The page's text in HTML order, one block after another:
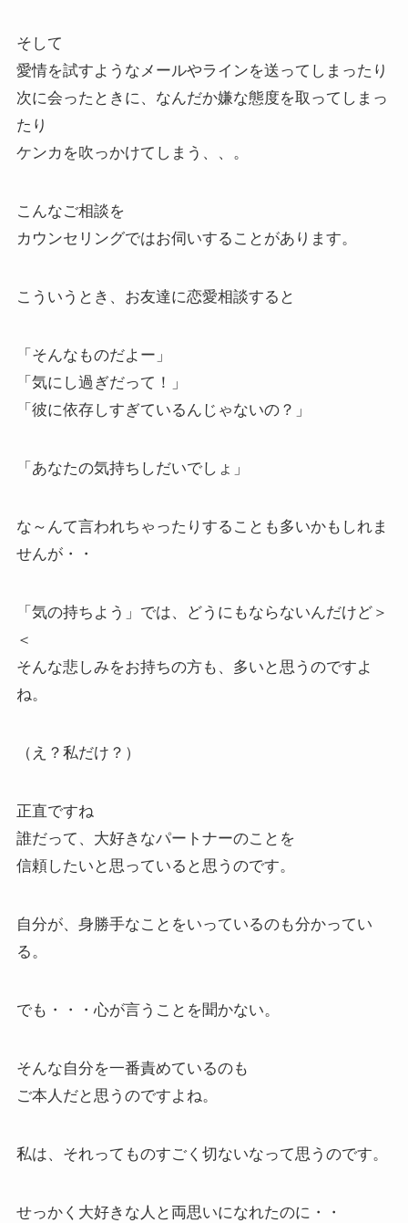
そして
愛情を試すようなメールやラインを送ってしまったり
次に会ったときに、なんだか嫌な態度を取ってしまっ
たり
ケンカを吹っかけてしまう、、。
こんなご相談を
カウンセリングではお伺いすることがあります。
こういうとき、お友達に恋愛相談すると
「そんなものだよー」
「気にし過ぎだって！」
「彼に依存しすぎているんじゃないの？」
「あなたの気持ちしだいでしょ」
な～んて言われちゃったりすることも多いかもしれま
せんが・・
「気の持ちよう」では、どうにもならないんだけど＞
＜
そんな悲しみをお持ちの方も、多いと思うのですよ
ね。
（え？私だけ？）
正直ですね
誰だって、大好きなパートナーのことを
信頼したいと思っていると思うのです。
自分が、身勝手なことをいっているのも分かってい
る。
でも・・・心が言うことを聞かない。
そんな自分を一番責めているのも
ご本人だと思うのですよね。
私は、それってものすごく切ないなって思うのです。
せっかく大好きな人と両思いになれたのに・・